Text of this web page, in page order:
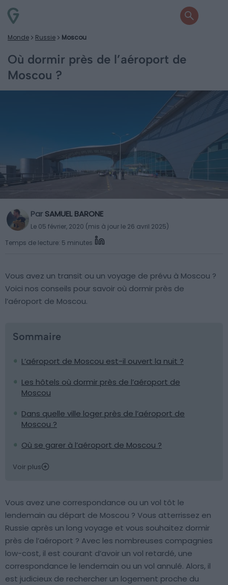
Monde Russie Moscou
Où dormir près de l’aéroport de
Moscou ?
Par SAMUEL BARONE
Le 05 février, 2020 (mis à jour le 26 avril 2025)
Temps de lecture: 5 minutes
Vous avez un transit ou un voyage de prévu à Moscou ?
Voici nos conseils pour savoir où dormir près de
l’aéroport de Moscou.
Sommaire
L’aéroport de Moscou est-il ouvert la nuit ?
Les hôtels où dormir près de l’aéroport de
Moscou
Dans quelle ville loger près de l’aéroport de
Moscou ?
Où se garer à l’aéroport de Moscou ?
Voir plus
Vous avez une correspondance ou un vol tôt le
lendemain au départ de Moscou ? Vous atterrissez en
Russie après un long voyage et vous souhaitez dormir
près de l’aéroport ? Avec les nombreuses compagnies
low-cost, il est courant d’avoir un vol retardé, une
correspondance le lendemain ou un vol annulé. Alors, il
est judicieux de rechercher un logement proche du